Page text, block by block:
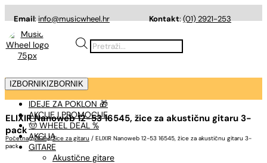
Email:info@musicwheel.hr Kontakt:(01) 2921-253
Products
search
IZBORNIK IZBORNIK
IDEJE ZA POKLON 🎁
AKCIJE I PROMOCIJE
🤠 WHEEL DEAL %
AKCIJA
GITARE
Akustične gitare
ELIXIR Nanoweb 12-53 16545, žice za akustičnu gitaru 3-
pack
Početna/ŽICE/Žice za gitaru / ELIXIR Nanoweb 12-53 16545, žice za akustičnu gitaru 3-
pack